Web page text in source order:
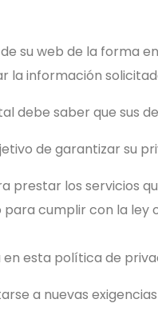
su web de la forma
la información
debe saber que sus
de garantizar su
prestar los servicios
cumplir con la ley
esta política de
a nuevas